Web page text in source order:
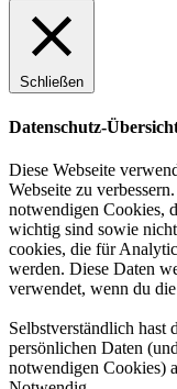
Schließen
Datenschutz-
Diese Webseite
Webseite zu
notwendigen Cookies,
wichtig sind sowie
cookies, die für
werden. Diese Daten
verwendet, wenn du
Selbstverständlich
persönlichen Daten
notwendigen Cookies)